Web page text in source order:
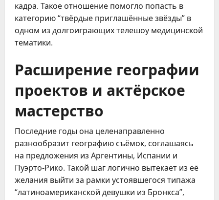
кадра. Такое отношение помогло попасть в
категорию “твёрдые приглашённые звёзды” в
одном из долгоиграющих телешоу медицинской
тематики.
Расширение географии
проектов и актёрское
мастерство
Последние годы она целенаправленно
разнообразит географию съёмок, соглашаясь
на предложения из Аргентины, Испании и
Пуэрто-Рико. Такой шаг логично вытекает из её
желания выйти за рамки устоявшегося типажа
“латиноамериканской девушки из Бронкса”,